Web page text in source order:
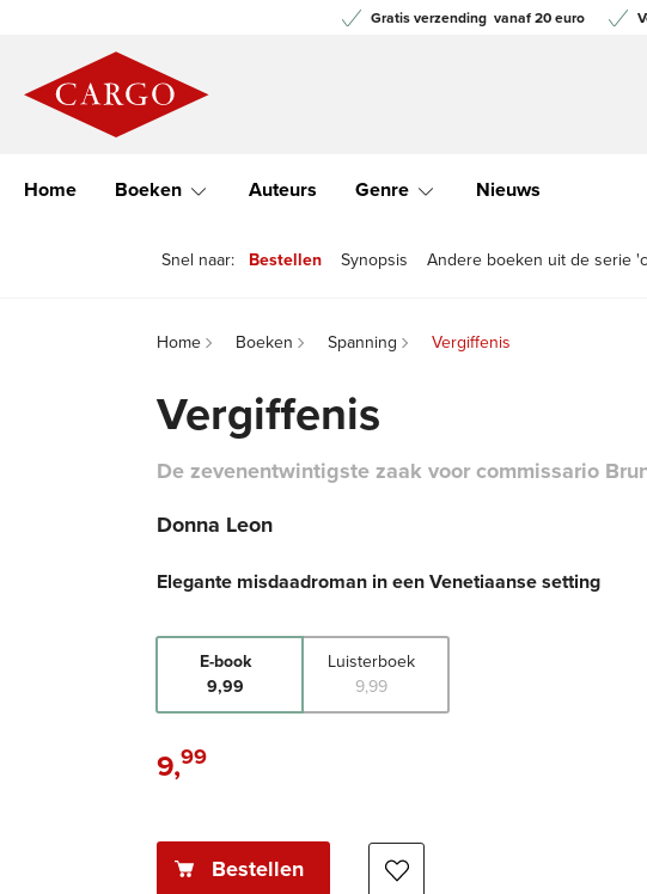
Gratis verzendingvanaf 20 euro
Home Boeken Auteurs Genre Nieuws
Snel naar: Bestellen Synopsis Andere boeken uit de serie
Home Boeken Spanning Vergiffenis
Vergiffenis
De zevenentwintigste zaak voor commissario
Donna Leon
Elegante misdaadroman in een Venetiaanse setting
E-book
9,99
Luisterboek
9,99
E-
9,99
Bestellen